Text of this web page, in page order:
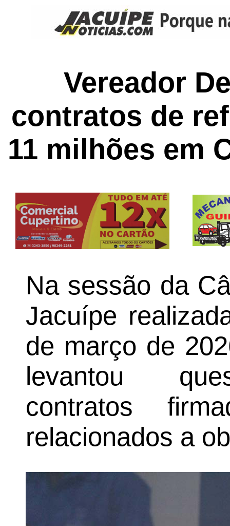
Vereador
contratos de
11 milhões em
Na sessão da
Jacuípe
de março de
levantou
contratos
relacionados a